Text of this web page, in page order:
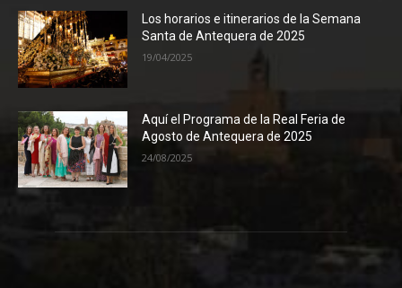
Los horarios e itinerarios de la Semana
Santa de Antequera de 2025
19/04/2025
Aquí el Programa de la Real Feria de
Agosto de Antequera de 2025
24/08/2025